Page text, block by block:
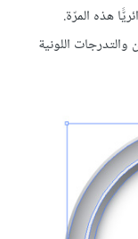
هذه المرّة.
والتدرجات اللونية